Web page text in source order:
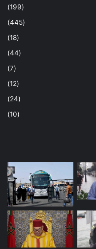
(199)
(445)
(18)
(44)
(7)
(12)
(24)
(10)